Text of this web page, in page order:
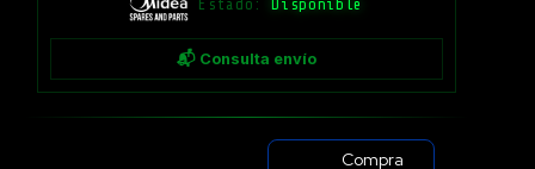
Estado: Disponible
📬 Consulta envío
Compra